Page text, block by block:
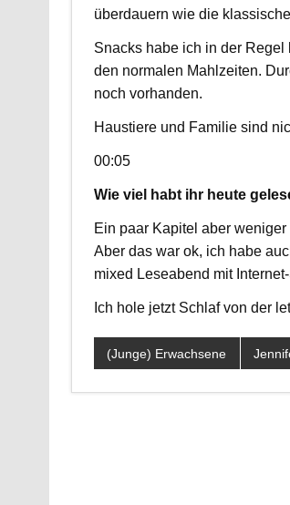
überdauern wie die
Snacks habe ich in der
den normalen Mahlzeiten.
noch vorhanden.
Haustiere und Familie sind
00:05
Wie viel habt ihr heute
Ein paar Kapitel aber
Aber das war ok, ich habe
mixed Leseabend mit
Ich hole jetzt Schlaf von der
(Junge) Erwachsene